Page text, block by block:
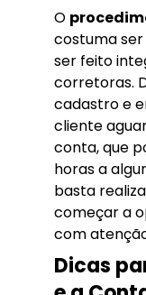
O
costuma
ser feito
corretoras.
cadastro e
cliente
conta, que
horas a
basta
começar a
com
Dicas